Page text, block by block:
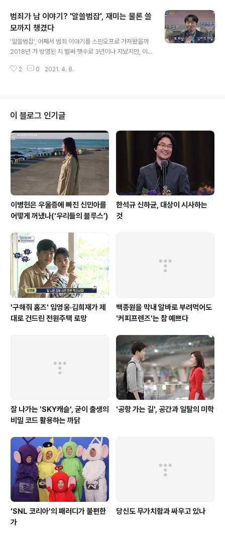
도전할 수 있는 무서운 상승세다. 가 가져온 군대 리얼리티
는 강력한 흡인력을 가진 것만은 분명하지만, 그간 많은 논
란의 요소들을 갖고 있었던 게 사실이다. 최근 가학 논란으
로 유튜브 방영을 중단했던 논란은 대표적이다. 는 군사 훈
련의 가학성이 지나치게 강조되면서 일부 교관의 부적절한
멘트들은 논란에 불을 지폈고 그렇게 강력한 자극과 화제
범죄가 남 이야기? '알쓸범잡', 재미는 물론 쓸
모까지 챙겼다
'알쓸범잡', 어째서 범죄 이야기를 스핀오프로 가져왔을까
2018년 가 방영된 지 벌써 햇수로 3년이나 지났지만, 이
그램의 주축이라 할 수 있었던 유시민이 방송을 하기에는
인물임을 부인하긴 어렵다. 그래서 양정우 PD는 이 프로그
램의 스핀오프로서 을 갖고 돌아왔다. 굳이 이라 줄인 표현
으로 제목을 삼은 건, '알쓸신잡'으로 불리던 본편의 연장선
이면서 동시에 차별화가 있다는 걸 드러내기 위함이다. '범
죄'를 하나의 심화된 아이템으로 삼았고, '쓸데없는'을 '쓸
데 있는'으로 바꾸었다...
2 0 2021. 4. 8.
이 블로그 인기글
이병헌은 우울증에 빠진 신민아를
어떻게 꺼냈나(‘우리들의 블루스’)
한석규 신하균, 대상이 시사하는
것
'구해줘 홈즈' 임영웅·김희재가 제
대로 건드린 전원주택 로망
백종원을 막내 알바로 부려먹어도
'커피프렌즈'는 참 예쁘다
잘 나가는 'SKY캐슬', 굳이 출생의
비밀 코드 활용하는 까닭
'공항 가는 길', 공간과 일탈의 미학
'SNL 코리아'의 패러디가 불편한
가
당신도 무가치함과 싸우고 있나